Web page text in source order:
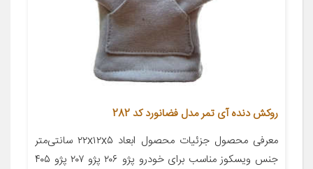
روکش دنده آی تمر مدل فضانورد کد 282
معرفی محصول جزئیات محصول ابعاد ۲۲x۱۲x۵ سانتی‌متر
جنس ویسکوز مناسب برای خودرو پژو ۲۰۶ پژو ۲۰۷ پژو ۴۰۵